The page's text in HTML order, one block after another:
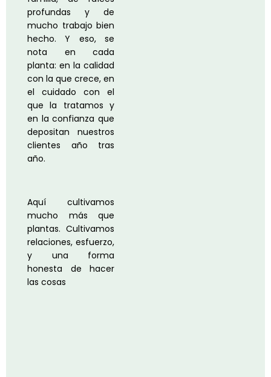
profundas y de
mucho trabajo bien
hecho. Y eso, se
nota en cada
planta: en la calidad
con la que crece, en
el cuidado con el
que la tratamos y
en la confianza que
depositan nuestros
clientes año tras
año.
Aquí cultivamos
mucho más que
plantas. Cultivamos
relaciones, esfuerzo,
y una forma
honesta de hacer
las cosas